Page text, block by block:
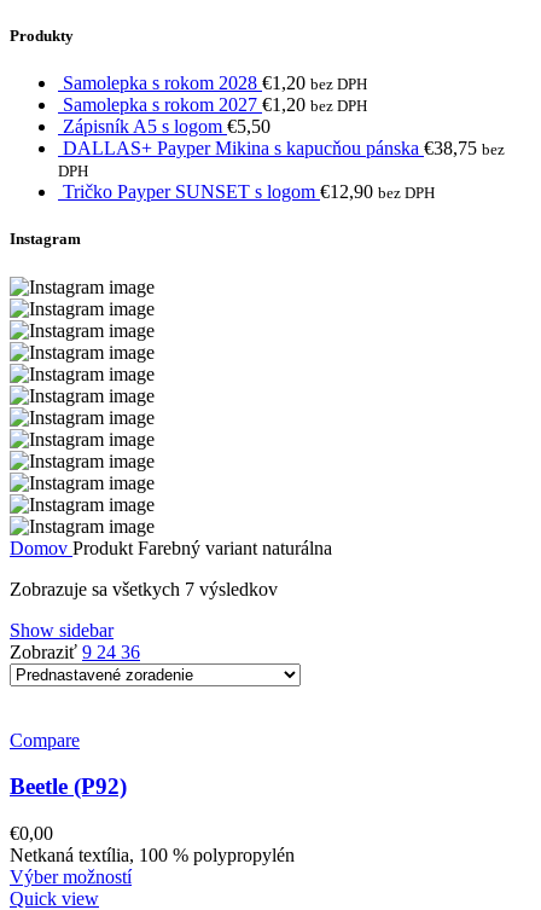
Produkty
Samolepka s rokom 2028 €1,20 bez DPH
Samolepka s rokom 2027 €1,20 bez DPH
Zápisník A5 s logom €5,50
DALLAS+ Payper Mikina s kapucňou pánska €38,75 bez
DPH
Tričko Payper SUNSET s logom €12,90 bez DPH
Instagram
Domov Produkt Farebný variant naturálna
Zobrazuje sa všetkych 7 výsledkov
Show sidebar
Zobraziť 9 24 36
Compare
Beetle (P92)
€0,00
Netkaná textília, 100 % polypropylén
Výber možností
Quick view